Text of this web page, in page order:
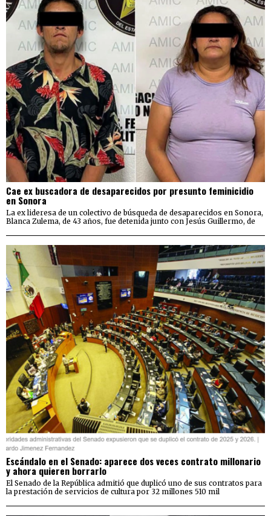
Cae ex buscadora de desaparecidos por presunto feminicidio
en Sonora
La ex lideresa de un colectivo de búsqueda de desaparecidos en Sonora,
Blanca Zulema, de 43 años, fue detenida junto con Jesús Guillermo, de
Escándalo en el Senado: aparece dos veces contrato millonario
y ahora quieren borrarlo
El Senado de la República admitió que duplicó uno de sus contratos para
la prestación de servicios de cultura por 32 millones 510 mil